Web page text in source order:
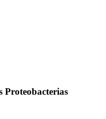
Proteobacterias